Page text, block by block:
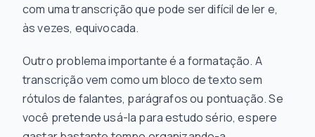
com uma transcrição que pode ser difícil de ler e,
às vezes, equivocada.
Outro problema importante é a formatação. A
transcrição vem como um bloco de texto sem
rótulos de falantes, parágrafos ou pontuação. Se
você pretende usá-la para estudo sério, espere